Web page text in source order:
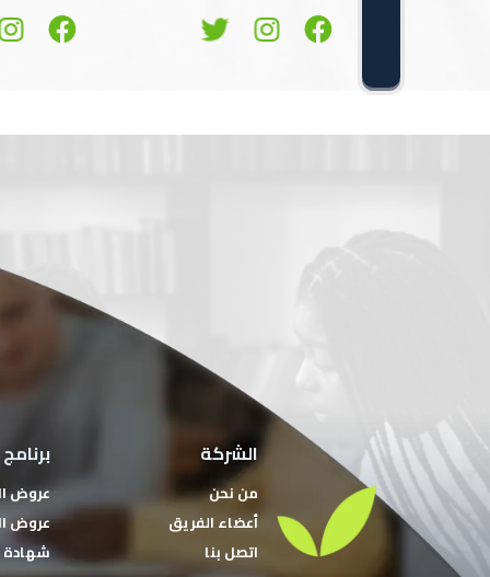
الشركة
من نحن
أعضاء الفريق
اتصل بنا
برنامج
عروض
عروض
شهادة